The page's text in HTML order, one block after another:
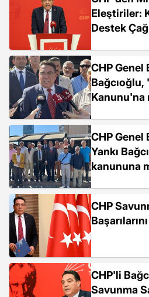
Eleştiriler:
Destek
CHP Genel
Kanunu'na
CHP Genel
Yankı
kanununa
CHP
CHP'li
Savunma